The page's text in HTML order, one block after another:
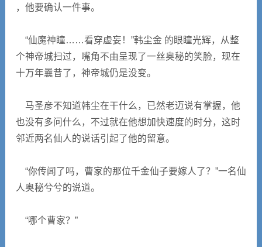
，他要确认一件事。
“仙魔神瞳……看穿虚妄！”韩尘金 的眼瞳光辉，从整
个神帝城扫过，嘴角不由呈现了一丝奥秘的笑脸，现在
十万年曩昔了，神帝城仍是没变。
马圣彦不知道韩尘在干什么，已然老迈说有掌握，他
也没有多问什么，不过就在他想加快速度的时分，这时
邻近两名仙人的说话引起了他的留意。
“你传闻了吗，曹家的那位千金仙子要嫁人了？”一名仙
人奥秘兮兮的说道。
“哪个曹家？”